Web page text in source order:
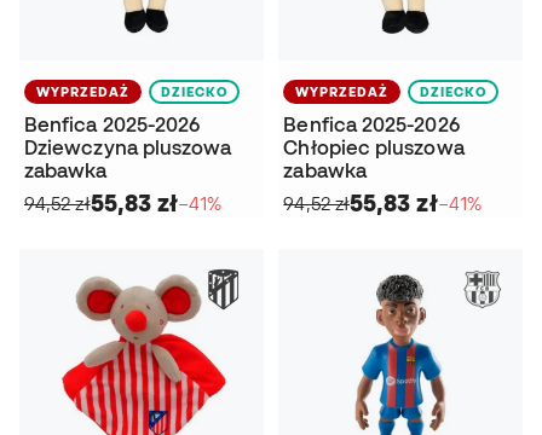
WYPRZEDAŻ DZIECKO
Benfica 2025-2026
Dziewczyna pluszowa
zabawka
94,52 zł55,83 zł−41%
WYPRZEDAŻ DZIECKO
Benfica 2025-2026
Chłopiec pluszowa
zabawka
94,52 zł55,83 zł−41%